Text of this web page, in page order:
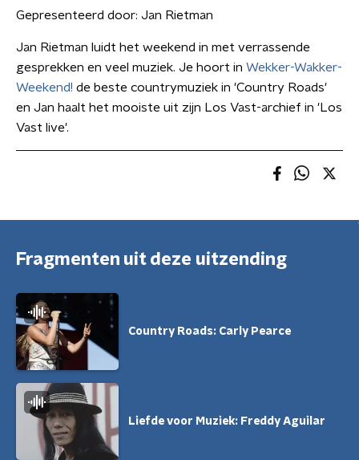
Gepresenteerd door: Jan Rietman
Jan Rietman luidt het weekend in met verrassende
gesprekken en veel muziek. Je hoort in Wekker-Wakker-
Weekend! de beste countrymuziek in 'Country Roads'
en Jan haalt het mooiste uit zijn Los Vast-archief in 'Los
Vast live'.
Fragmenten uit deze uitzending
Country Roads: Carly Pearce
Liefde voor Muziek: Freddy Aguilar